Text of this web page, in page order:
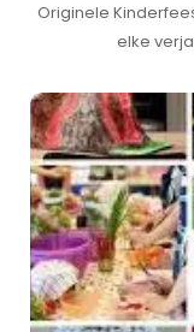
Originele
elke